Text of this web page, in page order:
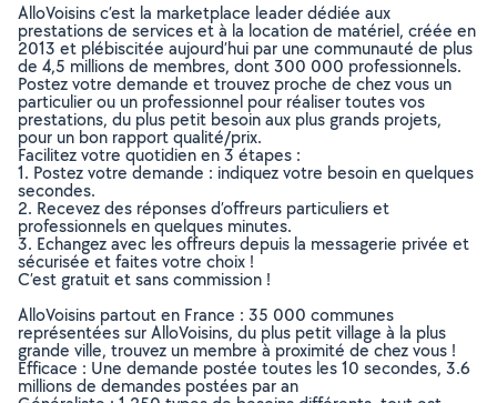
AlloVoisins c’est la marketplace leader dédiée aux
prestations de services et à la location de matériel, créée en
2013 et plébiscitée aujourd’hui par une communauté de plus
de 4,5 millions de membres, dont 300 000 professionnels.
Postez votre demande et trouvez proche de chez vous un
particulier ou un professionnel pour réaliser toutes vos
prestations, du plus petit besoin aux plus grands projets,
pour un bon rapport qualité/prix.
Facilitez votre quotidien en 3 étapes :
1. Postez votre demande : indiquez votre besoin en quelques
secondes.
2. Recevez des réponses d’offreurs particuliers et
professionnels en quelques minutes.
3. Echangez avec les offreurs depuis la messagerie privée et
sécurisée et faites votre choix !
C’est gratuit et sans commission !
AlloVoisins partout en France : 35 000 communes
représentées sur AlloVoisins, du plus petit village à la plus
grande ville, trouvez un membre à proximité de chez vous !
Efficace : Une demande postée toutes les 10 secondes, 3.6
millions de demandes postées par an